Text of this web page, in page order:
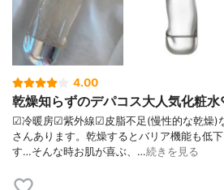
4.00
乾燥知らずのデパコス大人気化粧
☑︎冷暖房☑︎紫外線☑︎皮脂不足(慢性的な乾燥)
さんあります。乾燥するとバリア機能も低
す…そんな時お肌が喜ぶ、…続きを見る